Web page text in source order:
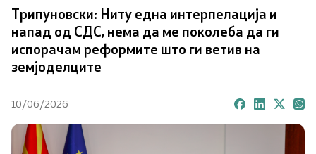
Заменик министер
Државен секретар
Органи во состав
Органограм
Трипуновски: Ниту една интерпелација и
напад од СДС, нема да ме поколеба да ги
испорачам реформите што ги ветив на
земјоделците
10/06/2026